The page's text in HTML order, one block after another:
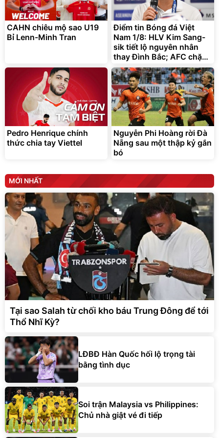
chống nóng giúp thoải mái
trong di chuyển
295.000đ
Đã bán nhiều
CAHN chiêu mộ sao U19
Bỉ Lenn-Minh Tran
Điểm tin Bóng đá Việt
Nam 1/8: HLV Kim Sang-
sik tiết lộ nguyên nhân
thay Đình Bắc; AFC chặn
kế hoạch 20 tỷ USD của
chủ tịch FIFA
Pedro Henrique chính
thức chia tay Viettel
Nguyễn Phi Hoàng rời Đà
Nẵng sau một thập kỷ gắn
bó
MỚI NHẤT
Tại sao Salah từ chối kho báu Trung Đông để tới
Thổ Nhĩ Kỳ?
LĐBĐ Hàn Quốc hối lộ trọng tài
bằng tình dục
Soi trận Malaysia vs Philippines:
Chủ nhà giật vé đi tiếp